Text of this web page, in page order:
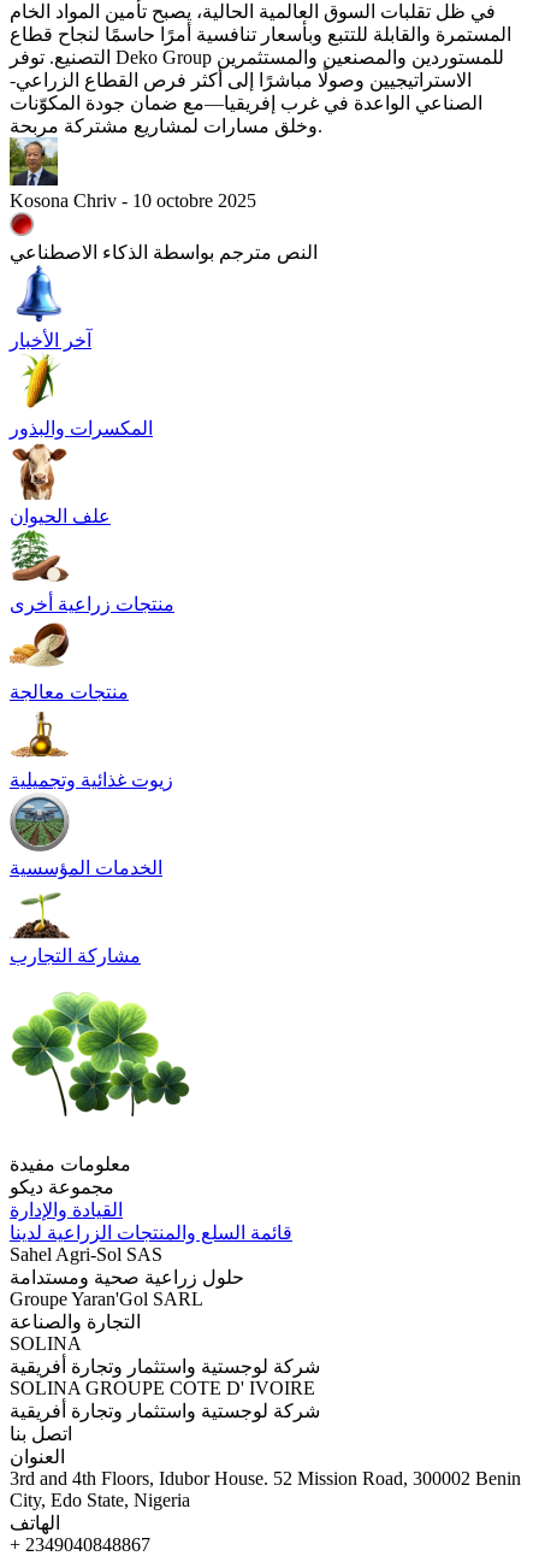
في ظل تقلبات السوق العالمية الحالية، يصبح تأمين المواد الخام
المستمرة والقابلة للتتبع وبأسعار تنافسية أمرًا حاسمًا لنجاح قطاع
التصنيع. توفر Deko Group للمستوردين والمصنعين والمستثمرين
الاستراتيجيين وصولًا مباشرًا إلى أكثر فرص القطاع الزراعي-
الصناعي الواعدة في غرب إفريقيا—مع ضمان جودة المكوّنات
وخلق مسارات لمشاريع مشتركة مربحة.
Kosona Chriv - 10 octobre 2025
النص مترجم بواسطة الذكاء الاصطناعي
آخر الأخبار
المكسرات والبذور
علف الحيوان
منتجات زراعية أخرى
منتجات معالجة
زيوت غذائية وتجميلية
الخدمات المؤسسية
مشاركة التجارب
معلومات مفيدة
مجموعة ديكو
القيادة والإدارة
قائمة السلع والمنتجات الزراعية لدينا
Sahel Agri-Sol SAS
حلول زراعية صحية ومستدامة
Groupe Yaran'Gol SARL
التجارة والصناعة
SOLINA
شركة لوجستية واستثمار وتجارة أفريقية
SOLINA GROUPE COTE D' IVOIRE
شركة لوجستية واستثمار وتجارة أفريقية
اتصل بنا
العنوان
3rd and 4th Floors, Idubor House. 52 Mission Road, 300002 Benin
City, Edo State, Nigeria
الهاتف
+ 2349040848867